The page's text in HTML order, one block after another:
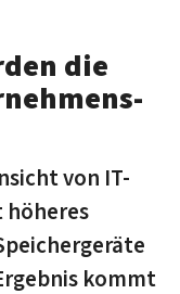
die
von IT-
kommt